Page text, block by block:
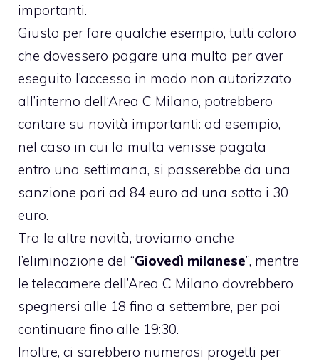
importanti.
Giusto per fare qualche esempio, tutti coloro
che dovessero pagare una multa per aver
eseguito l’accesso in modo non autorizzato
all’interno dell‘Area C Milano, potrebbero
contare su novità importanti: ad esempio,
nel caso in cui la multa venisse pagata
entro una settimana, si passerebbe da una
sanzione pari ad 84 euro ad una sotto i 30
euro.
Tra le altre novità, troviamo anche
l’eliminazione del “Giovedì milanese”, mentre
le telecamere dell’Area C Milano dovrebbero
spegnersi alle 18 fino a settembre, per poi
continuare fino alle 19:30.
Inoltre, ci sarebbero numerosi progetti per